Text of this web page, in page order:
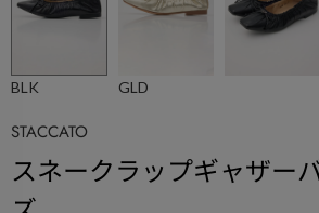
BLK GLD
STACCATO
スネークラップギャザー